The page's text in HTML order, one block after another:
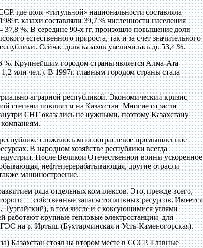
где доля «титульной» национальности составляла
казахи составляли 39,7 % численности населения
%. В середине 90-х гг. произошло повышение доли
естественного прироста, так и за счет значительного
Сейчас доля казахов увеличилась до 53,4 %.
%. Крупнейшим городом страны является Алма-Ата —
млн чел.). В 1997г. главным городом страны стала
аграрной республикой. Экономический кризис,
степени повлиял и на Казахстан. Многие отрасли
СНГ оказались не нужными, поэтому Казахстану
сложилось многоотраслевое промышленное
В народном хозяйстве республики всегда
После Великой Отечественной войны ускоренное
нефтеперерабатывающая, другие отрасли
машиностроение.
ряда отдельных комплексов. Это, прежде всего,
— собственные запасы топливных ресурсов. Имеется
Тургайский), в том числе и с коксующимися углями
работают крупные тепловые электростанции, для
на р. Иртыш (Бухтарминская и Усть-Каменогорская).
Казахстан стоял на втором месте в СССР. Главные